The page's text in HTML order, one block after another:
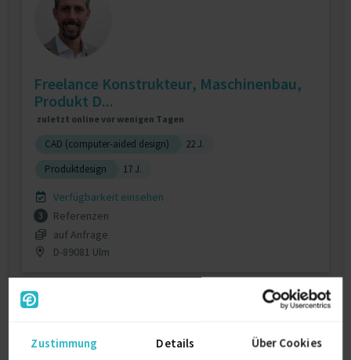
Zustimmung Details Über Cookies
Freelance Konstrukteur, Maschinenbau,
Produkt D...
zuletzt online vor wenigen Tagen
CAD (computer-aided design)
22 J.
Produktdesign
17 J.
Verfügbarkeit einsehen
3
Referenzen
auf Anfrage
D-89081 Ulm